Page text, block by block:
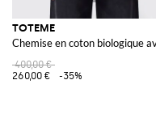
TOTEME
Chemise en coton biologique
400,00 €
260,00 €
-35%